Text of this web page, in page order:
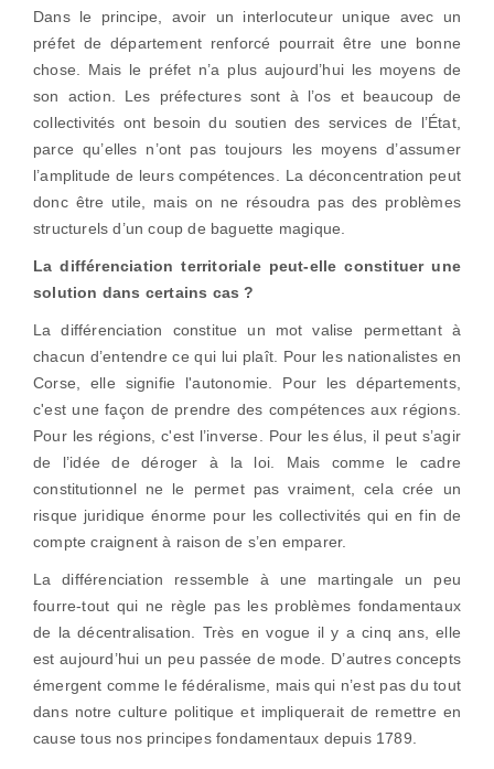
Dans le principe, avoir un interlocuteur unique avec un
préfet de département renforcé pourrait être une bonne
chose. Mais le préfet n’a plus aujourd’hui les moyens de
son action. Les préfectures sont à l’os et beaucoup de
collectivités ont besoin du soutien des services de l’État,
parce qu’elles n’ont pas toujours les moyens d’assumer
l’amplitude de leurs compétences. La déconcentration peut
donc être utile, mais on ne résoudra pas des problèmes
structurels d’un coup de baguette magique.
La différenciation territoriale peut-elle constituer une
solution dans certains cas ?
La différenciation constitue un mot valise permettant à
chacun d’entendre ce qui lui plaît. Pour les nationalistes en
Corse, elle signifie l'autonomie. Pour les départements,
c'est une façon de prendre des compétences aux régions.
Pour les régions, c'est l’inverse. Pour les élus, il peut s’agir
de l’idée de déroger à la loi. Mais comme le cadre
constitutionnel ne le permet pas vraiment, cela crée un
risque juridique énorme pour les collectivités qui en fin de
compte craignent à raison de s’en emparer.
La différenciation ressemble à une martingale un peu
fourre-tout qui ne règle pas les problèmes fondamentaux
de la décentralisation. Très en vogue il y a cinq ans, elle
est aujourd’hui un peu passée de mode. D’autres concepts
émergent comme le fédéralisme, mais qui n’est pas du tout
dans notre culture politique et impliquerait de remettre en
cause tous nos principes fondamentaux depuis 1789.